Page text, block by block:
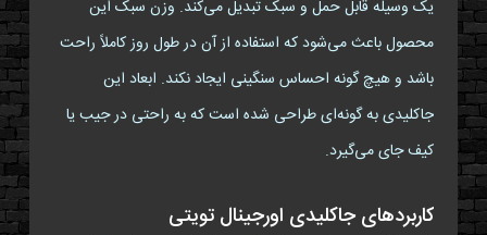
یک وسیله قابل حمل و سبک تبدیل می‌کند. وزن سبک این
محصول باعث می‌شود که استفاده از آن در طول روز کاملاً راحت
باشد و هیچ گونه احساس سنگینی ایجاد نکند. ابعاد این
جاکلیدی به گونه‌ای طراحی شده است که به راحتی در جیب یا
کیف جای می‌گیرد.
کاربردهای جاکلیدی اورجینال تویتی